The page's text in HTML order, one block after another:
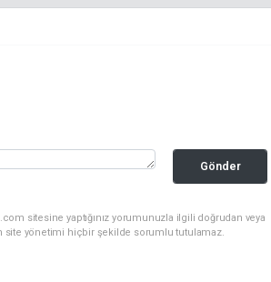
Gönder
sitesine yaptığınız yorumunuzla ilgili doğrudan veya
site yönetimi hiçbir şekilde sorumlu tutulamaz.